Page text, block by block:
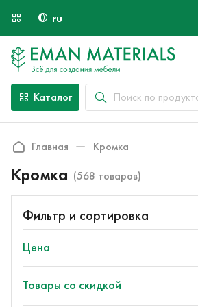
ru
Каталог
Главная Кромка
Кромка (568 товаров)
Фильтр и сортировка
Цена
Товары со скидкой